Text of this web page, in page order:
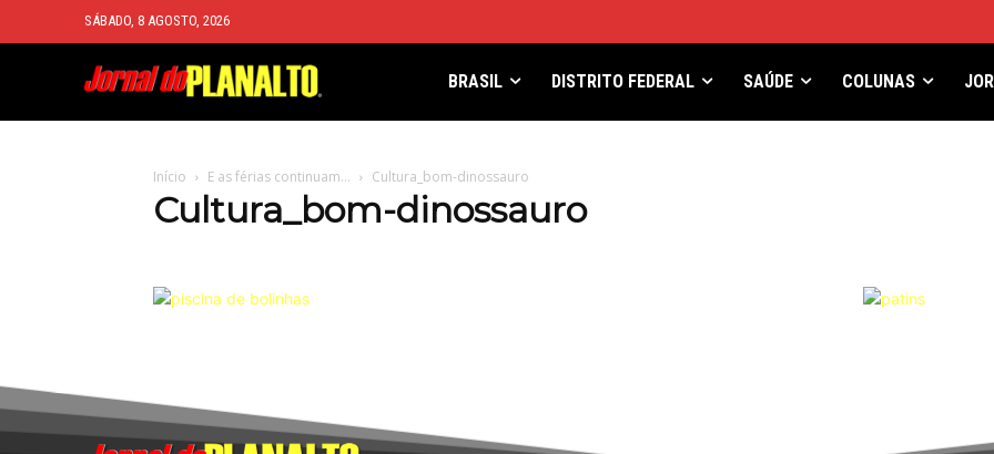
SÁBADO, 8 AGOSTO, 2026
BRASIL DISTRITO FEDERAL SAÚDE COLUNAS
Início E as férias continuam… Cultura_bom-dinossauro
Cultura_bom-dinossauro